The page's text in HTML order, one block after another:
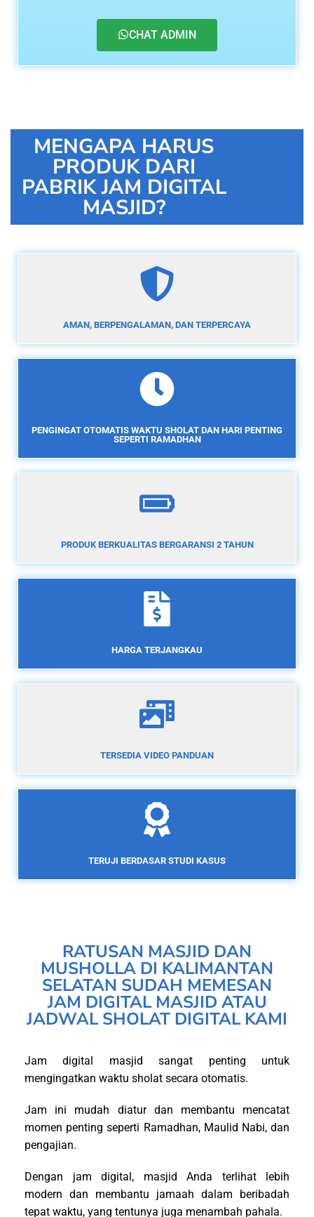
CHAT ADMIN
MENGAPA HARUS
PRODUK DARI
PABRIK JAM DIGITAL
MASJID?
AMAN, BERPENGALAMAN, DAN TERPERCAYA
PENGINGAT OTOMATIS WAKTU SHOLAT DAN HARI PENTING
SEPERTI RAMADHAN
PRODUK BERKUALITAS BERGARANSI 2 TAHUN
HARGA TERJANGKAU
TERSEDIA VIDEO PANDUAN
TERUJI BERDASAR STUDI KASUS
RATUSAN MASJID DAN
MUSHOLLA DI KALIMANTAN
SELATAN SUDAH MEMESAN
JAM DIGITAL MASJID ATAU
JADWAL SHOLAT DIGITAL KAMI
Jam digital masjid sangat penting untuk
mengingatkan waktu sholat secara otomatis.
Jam ini mudah diatur dan membantu mencatat
momen penting seperti Ramadhan, Maulid Nabi, dan
pengajian.
Dengan jam digital, masjid Anda terlihat lebih
modern dan membantu jamaah dalam beribadah
tepat waktu, yang tentunya juga menambah pahala.